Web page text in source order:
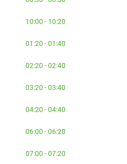
10:00 - 10:20
01:20 - 01:40
02:20 - 02:40
03:20 - 03:40
04:20 - 04:40
06:00 - 06:20
07:00 - 07:20